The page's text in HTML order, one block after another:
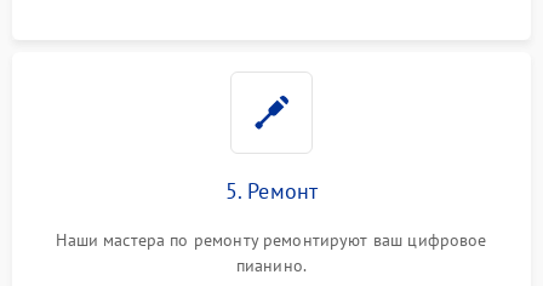
5. Ремонт
Наши мастера по ремонту ремонтируют ваш цифровое
пианино.